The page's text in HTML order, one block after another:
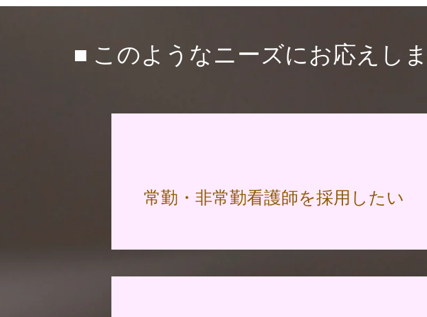
■ このようなニーズにお応えし
常勤・非常勤看護師を採用したい